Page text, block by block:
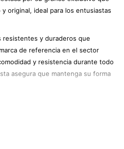
original, ideal para los entusiastas
resistentes y duraderos que
de referencia en el sector
y resistencia durante todo
asegura que mantenga su forma
se adapta cómodamente al